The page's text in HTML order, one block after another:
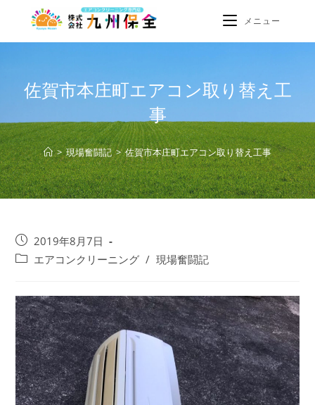
メニュー
佐賀市本庄町エアコン取り替え工
事
> 現場奮闘記 > 佐賀市本庄町エアコン取り替え工事
2019年8月7日
エアコンクリーニング / 現場奮闘記